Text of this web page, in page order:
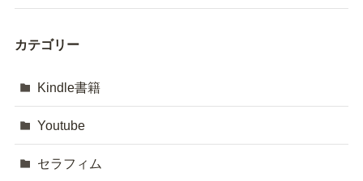
カテゴリー
Kindle書籍
Youtube
セラフィム